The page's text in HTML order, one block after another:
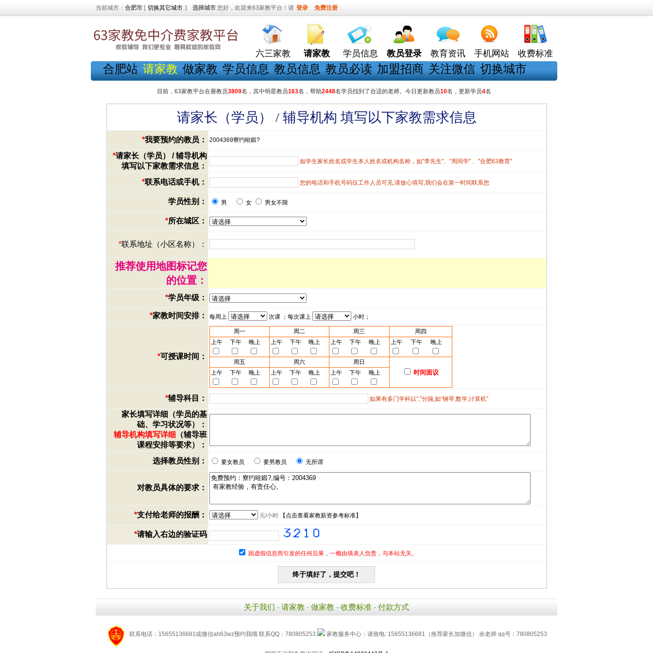
当前城市： 合肥市 [ 切换其它城市 ] 选择城市 您好，欢迎来63家教平台！请 登录 免费注册
六三家教 请家教 学员信息 教员登录 教育资讯 手机网站 收费标准
合肥站 请家教 做家教 学员信息 教员信息 教员必读 加盟招商 关注微信 切换城市
目前，63家教平台在册教员3809名，其中明星教员163名，帮助2448名学员找到了合适的老师。今日更新教员10名，更新学员4名
请家长（学员） / 辅导机构 填写以下家教需求信息
*我要预约的教员： 2004369寮犳暀鍛?
*请家长（学员） / 辅导机构
填写以下家教需求信息：
如学生家长姓名或学生本人姓名或机构名称，如"李先生"、"周同学" 、"合肥63教育"
*联系电话或手机： 您的电话和手机号码仅工作人员可见,请放心填写,我们会在第一时间联系您
学员性别： 男 女 男女不限
*所在城区：
*联系地址（小区名称）：
推荐使用地图标记您
的位置：
*学员年级：
*家教时间安排： 每周上 次课 ；每次课上 小时；
*可授课时间：
周一 周二 周三
周四
上午
下午 晚上 上午 下午 晚上 上午 下午 晚上 上午 下午 晚上
周五 周六 周日
时间面议
上午 下午 晚上 上午 下午 晚上 上午 下午 晚上
*辅导科目： 如果有多门学科以“,”分隔,如“钢琴,数学,计算机”
家长填写详细（学员的基
础、学习状况等）：
辅导机构填写详细 （辅导班
课程安排等要求）：
选择教员性别：
要女教员 要男教员 无所谓
对教员具体的要求：
*支付给老师的报酬： 元/小时【 点击查看家教薪资参考标准】
*请输入右边的验证码
因虚假信息而引发的任何后果，一概由填表人负责，与本站无关。
关于我们 - 请家教 - 做家教 - 收费标准 - 付款方式
联系电话：15655136681或微信ah63wz预约我哦 联系QQ：780805253 家教服务中心：请致电: 15655136681（推荐家长加微信） 余老师 qq号：780805253